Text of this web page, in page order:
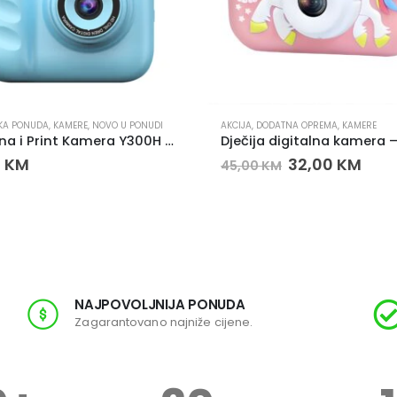
PONUDA, KAMERE, NOVO U PONUDI
Digitalna i Print Kamera Y300H – Dječija kamera sa instant štampanjem i 2.0” IPS ekranom
KM
AKCIJA, DODATNA OPREMA, KAMERE
45,00KM 32,00 KM
NAJPOVOLJNIJA PONUDA
Zagarantovano najniže cijene.